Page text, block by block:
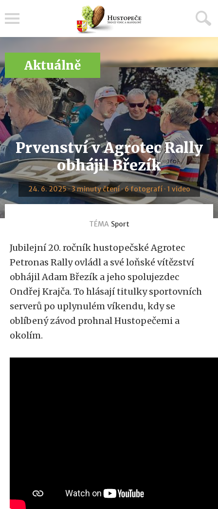
Aktuálně
Prvenství v Agrotec Rally
obhájil Březík
24. 6. 2025 · 3 minuty čtení · 6 fotografí · 1 video
TÉMA Sport
Jubilejní 20. ročník hustopečské Agrotec
Petronas Rally ovládl a své loňské vítězství
obhájil Adam Březík a jeho spolujezdec
Ondřej Krajča. To hlásají titulky sportovních
serverů po uplynulém víkendu, kdy se
oblíbený závod prohnal Hustopečemi a
okolím.